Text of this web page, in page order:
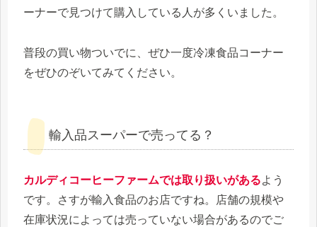
ーナーで見つけて購入している人が多くいました。
普段の買い物ついでに、ぜひ一度冷凍食品コーナー
をぜひのぞいてみてください。
輸入品スーパーで売ってる？
カルディコーヒーファームでは取り扱いがあるよう
です。さすが輸入食品のお店ですね。店舗の規模や
在庫状況によっては売っていない場合があるのでご